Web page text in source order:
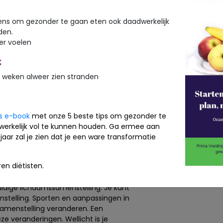
op ziektes, zoals diabetes en
meer zegt dat gewicht alleen.
bepaald of iemand ondergewicht,
kun je aan de hand van BMI
verhouding tussen vet en
beeld. Een voorbeeld: wanneer
je misschien uit op obesitas. Dit
Een bodybuilder lijkt hiermee te
zou een ander beeld geven.
van de bodybuilder laag is en de
de lichaamssamenstelling te
lichaamssamenstelling. Je kunt
Sporten en aanpassingen in
veranderen. Een
veranderingen. Wellicht is je
om gezonder te gaan eten ook daadwerkelijk
voelen
alweer zien stranden
e-book met onze 5 beste tips om gezonder te
vol te kunnen houden. Ga ermee aan
zal je zien dat je een ware transformatie
diëtisten.